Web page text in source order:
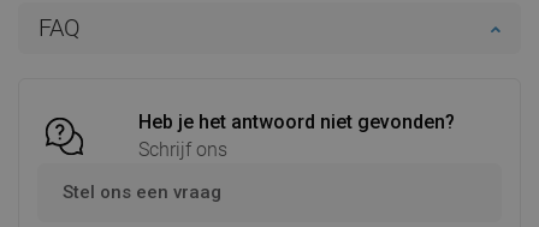
FAQ
Heb je het antwoord niet gevonden?
Schrijf ons
Stel ons een vraag